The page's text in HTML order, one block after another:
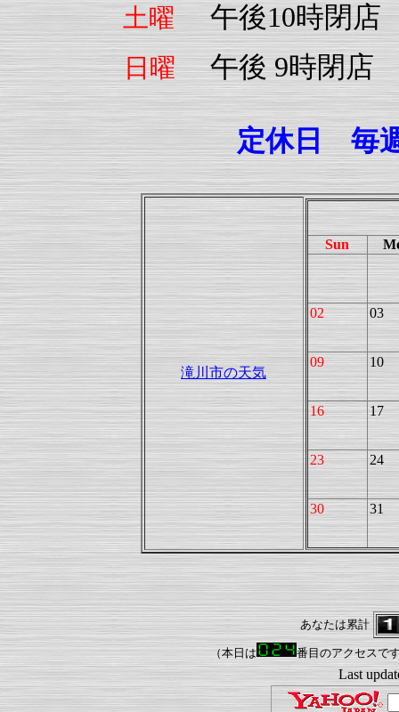
土曜午後10時閉
日曜午後 9時閉店
定休日 毎
滝川市の天気
Sun
02 03
09 10
16 17
23 24
30 31
あなたは累計
（本日は 番目のアクセスで
Last